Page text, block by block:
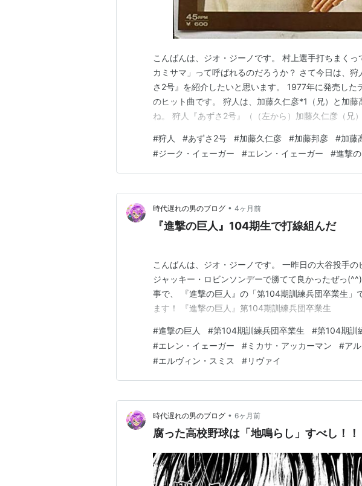
こんばんは、ジオ・ジーノです。 村上選手打ちまく
カミサマ」って呼ばれるのだろうか？ さて今日は、
さ2号』を紹介したいと思います。 1977年に発売した
のヒット曲です。 狩人は、加藤久仁彦*1（兄）と加藤
ね。 狩人『あずさ2号』（（左から）加藤久仁彦（兄
あ…。 *1:デビュー時は「加藤邦彦」。
#狩人 #あずさ2号 #加藤久仁彦 #加藤邦彦 #加藤
#ジーク・イェーガー #エレン・イェーガー #進撃
時代遅れの男のブログ • 4ヶ月前
『進撃の巨人』104期生で打線組んだ
こんばんは、ジオ・ジーノです。 一昨日の大谷投手の
ジャッキー・ロビンソンデーで勝てて良かったぜっ
事で、 『進撃の巨人』の「第104期訓練兵団卒業生」
ます！ 『進撃の巨人』第104期訓練兵団卒業生
#進撃の巨人 #第104期訓練兵団卒業生 #第104期訓
#エレン・イェーガー #ミカサ・アッカーマン #ア
#エルヴィン・スミス #リヴァイ
時代遅れの男のブログ • 6ヶ月前
腐った高校野球は「地鳴らし」すべし！！